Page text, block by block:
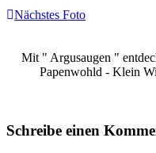
Nächstes Foto
Mit " Argusaugen "
Papenwohld - Klein
Schreibe einen